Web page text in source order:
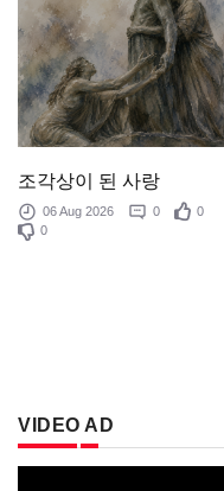
조각상이 된 사랑
06 Aug 2026 0
0
0
VIDEO AD